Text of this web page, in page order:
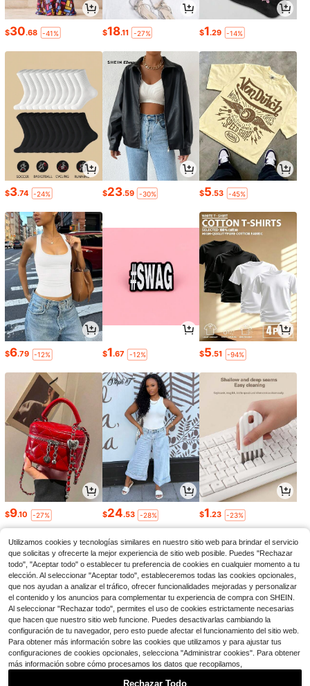
$30.68 -41% $18.11 -27% $1.29 -14%
$3.74 -24% $23.59 -30% $5.53 -45%
$6.79 -12% $1.67 -12% $5.51 -94%
$9.10 -27% $24.53 -28% $1.23 -23%
12 13 3
Utilizamos cookies y tecnologías similares en nuestro sitio web para brindar el servicio
que solicitas y ofrecerte la mejor experiencia de sitio web posible. Puedes "Rechazar
todo", "Aceptar todo" o establecer tu preferencia de cookies en cualquier momento a tu
elección. Al seleccionar "Aceptar todo", estableceremos todas las cookies opcionales,
que nos ayudan a analizar el tráfico, ofrecer funcionalidades mejoradas y personalizar
el contenido y los anuncios para complementar tu experiencia de compra con SHEIN.
Al seleccionar "Rechazar todo", permites el uso de cookies estrictamente necesarias
que hacen que nuestro sitio web funcione. Puedes desactivarlas cambiando la
configuración de tu navegador, pero esto puede afectar el funcionamiento del sitio web.
Para obtener más información sobre las cookies que utilizamos y para ajustar tus
configuraciones de cookies opcionales, selecciona "Administrar cookies". Para obtener
más información sobre cómo procesamos los datos que recopilamos,
Rechazar Todo